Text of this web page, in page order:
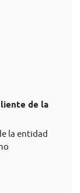
de la
la entidad